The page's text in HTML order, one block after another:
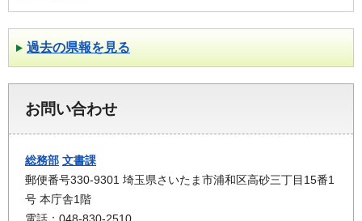
過去の県報を見る
お問い合わせ
総務部 文書課
郵便番号330-9301 埼玉県さいたま市浦和区高砂三丁目15番1
号 本庁舎1階